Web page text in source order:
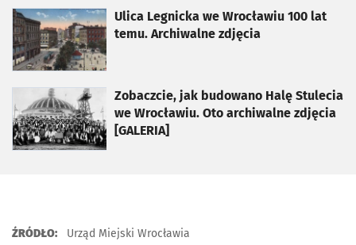
Ulica Legnicka we Wrocławiu 100 lat
temu. Archiwalne zdjęcia
otworzy się w nowej karcie
Zobaczcie, jak budowano Halę Stulecia
we Wrocławiu. Oto archiwalne zdjęcia
[GALERIA]
otworzy się w nowej karcie
ŹRÓDŁO: Urząd Miejski Wrocławia